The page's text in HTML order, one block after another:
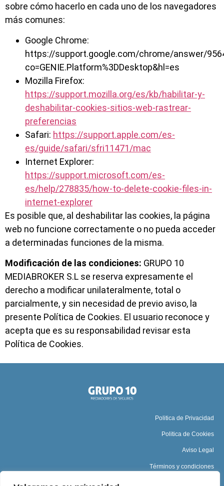
sobre cómo hacerlo en cada uno de los navegadores
más comunes:
Google Chrome:
https://support.google.com/chrome/answer/
co=GENIE.Platform%3DDesktop&hl=es
Mozilla Firefox:
https://support.mozilla.org/es/kb/habilitar-y-
deshabilitar-cookies-sitios-web-rastrear-
preferencias
Safari: https://support.apple.com/es-
es/guide/safari/sfri11471/mac
Internet Explorer:
https://support.microsoft.com/es-
es/help/278835/how-to-delete-cookie-files-in-
internet-explorer
Es posible que, al deshabilitar las cookies, la página
web no funcione correctamente o no pueda acceder
a determinadas funciones de la misma.
Modificación de las condiciones: GRUPO 10
MEDIABROKER S.L se reserva expresamente el
derecho a modificar unilateralmente, total o
parcialmente, y sin necesidad de previo aviso, la
presente Política de Cookies. El usuario reconoce y
acepta que es su responsabilidad revisar esta
Política de Cookies.
Politica de Privacidad
Politica de Cookies
Aviso Legal
Términos y condiciones